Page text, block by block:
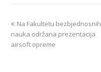
Na Fakultetu bezbjednosnih
nauka održana prezentacija
airsoft opreme